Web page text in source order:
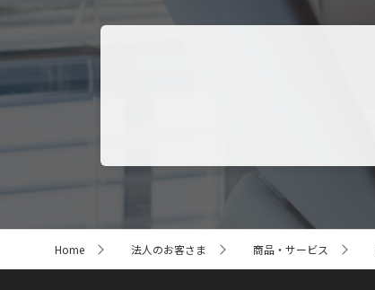
ト
Home 法人のお客さま 商品・サービス